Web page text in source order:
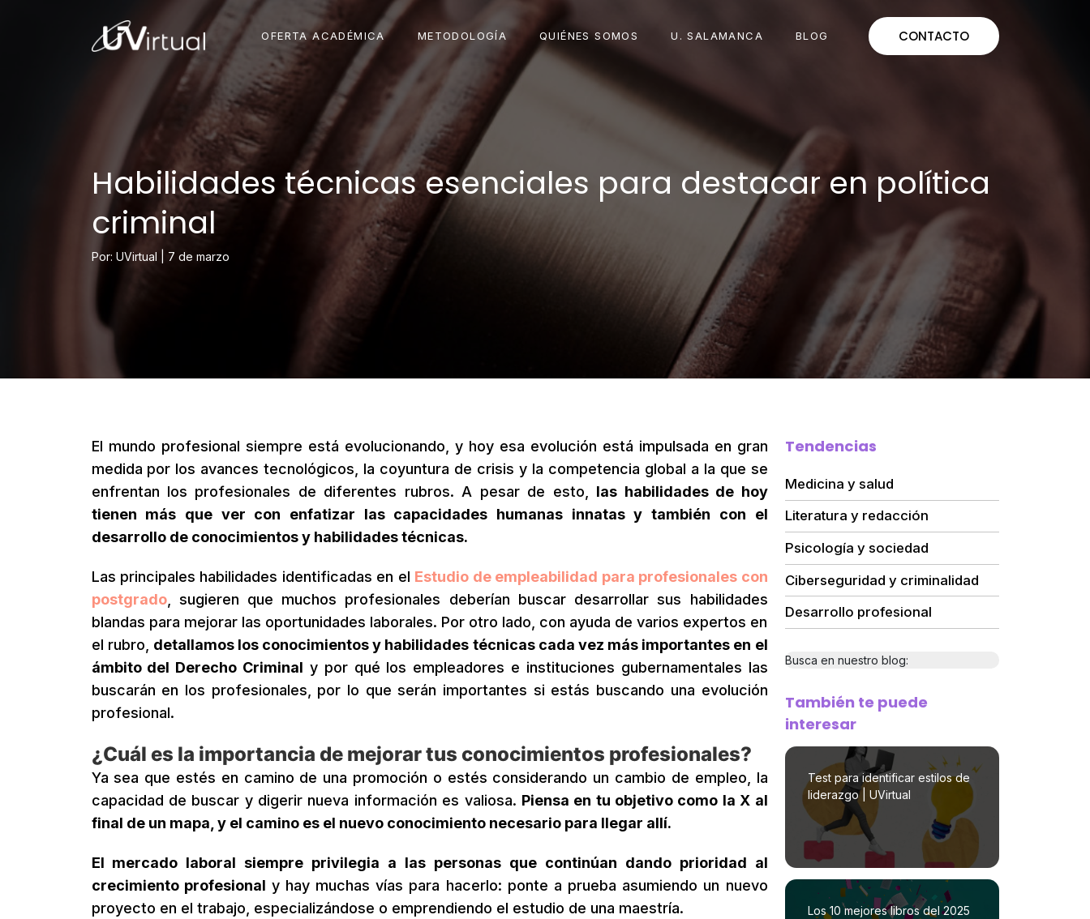
OFERTA ACADÉMICA METODOLOGÍA QUIÉNES SOMOS U. SALAMANCA BLOG CONTACTO
Habilidades técnicas esenciales para destacar en política
criminal
Por: UVirtual | 7 de marzo
El mundo profesional siempre está evolucionando, y hoy esa evolución está impulsada en gran
medida por los avances tecnológicos, la coyuntura de crisis y la competencia global a la que se
enfrentan los profesionales de diferentes rubros. A pesar de esto, las habilidades de hoy
tienen más que ver con enfatizar las capacidades humanas innatas y también con el
desarrollo de conocimientos y habilidades técnicas.
Las principales habilidades identificadas en el Estudio de empleabilidad para profesionales con
postgrado, sugieren que muchos profesionales deberían buscar desarrollar sus habilidades
blandas para mejorar las oportunidades laborales. Por otro lado, con ayuda de varios expertos en
el rubro, detallamos los conocimientos y habilidades técnicas cada vez más importantes en el
ámbito del Derecho Criminal y por qué los empleadores e instituciones gubernamentales las
buscarán en los profesionales, por lo que serán importantes si estás buscando una evolución
profesional.
¿Cuál es la importancia de mejorar tus conocimientos profesionales?
Ya sea que estés en camino de una promoción o estés considerando un cambio de empleo, la
capacidad de buscar y digerir nueva información es valiosa. Piensa en tu objetivo como la X al
final de un mapa, y el camino es el nuevo conocimiento necesario para llegar allí.
El mercado laboral siempre privilegia a las personas que continúan dando prioridad al
crecimiento profesional y hay muchas vías para hacerlo: ponte a prueba asumiendo un nuevo
proyecto en el trabajo, especializándose o emprendiendo el estudio de una maestría.
Tendencias
Medicina y salud
Literatura y redacción
Psicología y sociedad
Ciberseguridad y criminalidad
Desarrollo profesional
Busca en nuestro blog:
También te puede
interesar
Test para identificar estilos de
liderazgo | UVirtual
Los 10 mejores libros del 2025